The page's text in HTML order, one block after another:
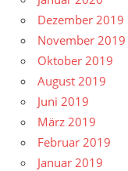
Dezember 2019
November 2019
Oktober 2019
August 2019
Juni 2019
März 2019
Februar 2019
Januar 2019